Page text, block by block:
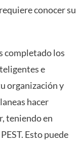
conocer su
completado los
e
organización y
hacer
teniendo en
Esto puede